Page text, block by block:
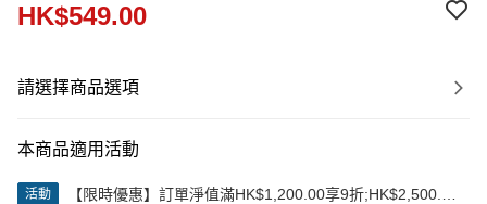
HK$549.00
請選擇商品選項
本商品適用活動
活動
【限時優惠】訂單淨值滿HK$1,200.00享9折;HK$2,500.00